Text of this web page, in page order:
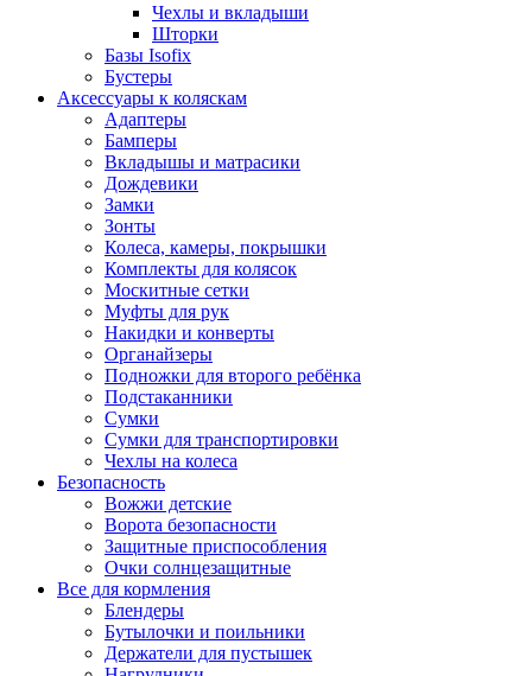
Чехлы и вкладыши
Шторки
Базы Isofix
Бустеры
Аксессуары к коляскам
Адаптеры
Бамперы
Вкладышы и матрасики
Дождевики
Замки
Зонты
Колеса, камеры, покрышки
Комплекты для колясок
Москитные сетки
Муфты для рук
Накидки и конверты
Органайзеры
Подножки для второго ребёнка
Подстаканники
Сумки
Сумки для транспортировки
Чехлы на колеса
Безопасность
Вожжи детские
Ворота безопасности
Защитные приспособления
Очки солнцезащитные
Все для кормления
Блендеры
Бутылочки и поильники
Держатели для пустышек